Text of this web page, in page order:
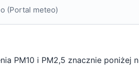
(Portal meteo)
PM10 i PM2,5 znacznie poniżej